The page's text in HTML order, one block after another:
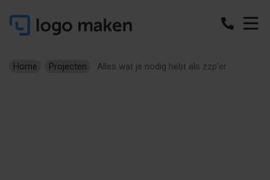
Home Projecten Alles wat je nodig hebt als zzp’er